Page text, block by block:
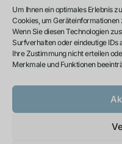
Um Ihnen ein optimales Erlebnis
Cookies, um
Wenn Sie diesen Technologien
Surfverhalten oder eindeutige IDs
Ihre Zustimmung nicht erteilen
Merkmale und Funktionen
KONTAKT
INSTRUCT CPI
PRIVACY POLICY